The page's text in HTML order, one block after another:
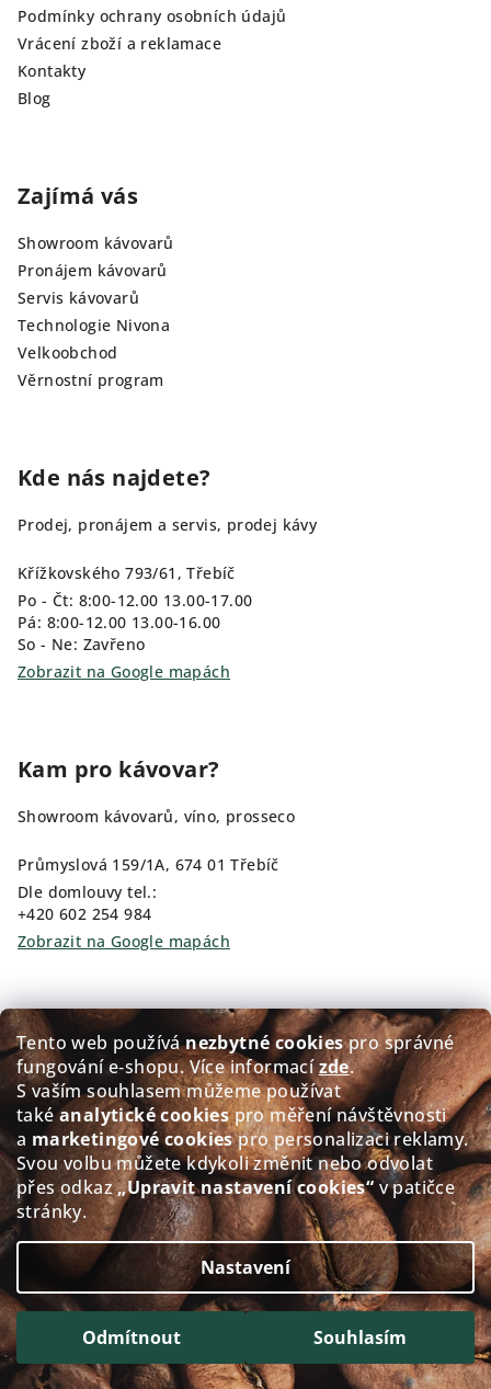
Tento web používánezbytné cookiespro správné
fungování e‑shopu. Více informacízde.
S vaším souhlasem můžeme používat
takéanalytické cookiespro měření návštěvnosti
a marketingové cookiespro personalizaci reklamy.
Svou volbu můžete kdykoli změnit nebo odvolat
přes odkaz„Upravit nastavení cookies“v patičce
stránky.
Nastavení
Odmítnout Souhlasím
Podmínky ochrany osobních údajů
Vrácení zboží a reklamace
Kontakty
Blog
Zajímá vás
Showroom kávovarů
Pronájem kávovarů
Servis kávovarů
Technologie Nivona
Velkoobchod
Věrnostní program
Kde nás najdete?
Prodej, pronájem a servis, prodej kávy
Křížkovského 793/61, Třebíč
Po - Čt: 8:00-12.00 13.00-17.00
Pá: 8:00-12.00 13.00-16.00
So - Ne: Zavřeno
Zobrazit na Google mapách
Kam pro kávovar?
Showroom kávovarů, víno, prosseco
Průmyslová 159/1A, 674 01 Třebíč
Dle domlouvy tel.:
+420 602 254 984
Zobrazit na Google mapách
Kam pro kávu?
Prodej čerstvě pražené kávy GOLDEN Coffee
Přerovského 151/5, 674 01 Třebíč
Po - Pá: 8:00-12:00 12:30-17.30
So: 8:30-11.30
Ne: Zavřeno
Zobrazit na Google mapách
Copyright 2026alacaffé. Všechna práva vyhrazena.
Upravit nastavení cookies
Vytvořil Shoptet